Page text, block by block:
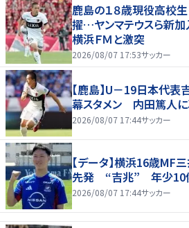
鹿島の１８歳現役高校
擢…ヤンマテウスら新
横浜ＦＭと激突
2026/08/07 17:53サッカー
【鹿島】U－19日本代
幕スタメン 内田篤人に
2026/08/07 17:44サッカー
【データ】横浜16歳MF
先発 “吉兆” 年少10
2026/08/07 17:44サッカー